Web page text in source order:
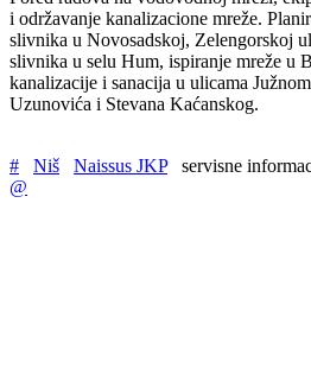
i održavanje kanalizacione mreže.
slivnika u Novosadskoj, Zelengorskoj
slivnika u selu Hum, ispiranje mreže u
kanalizacije i sanacija u ulicama
Uzunovića i Stevana Kaćanskog.
# Niš Naissus JKP
servisne
@